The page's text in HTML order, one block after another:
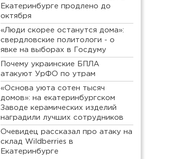
Екатеринбурге продлено до
октября
«Люди скорее останутся дома»:
свердловские политологи - о
явке на выборах в Госдуму
Почему украинские БПЛА
атакуют УрФО по утрам
«Основа уюта сотен тысяч
домов»: на екатеринбургском
Заводе керамических изделий
наградили лучших сотрудников
Очевидец рассказал про атаку на
склад Wildberries в
Екатеринбурге